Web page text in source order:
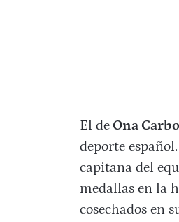
El deOna
deporte
capitana del
medallas en la
cosechados en